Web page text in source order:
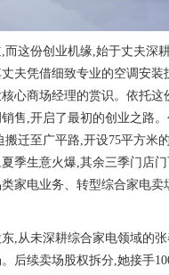
而这份创业机缘,始于丈夫深
夫凭借细致专业的空调安装
心商场经理的赏识。依托这
售,开启了最初的创业之路
迁至广平路,开设75平方米
季生意火爆,其余三季门店
家电业务、转型综合家电卖
,从未深耕综合家电领域的
后续卖场股权拆分,她接手